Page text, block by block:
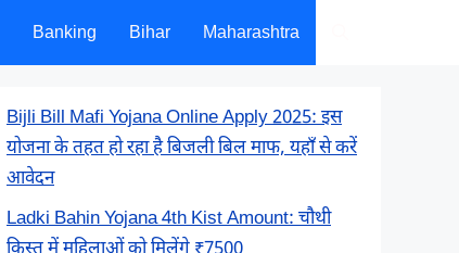
Banking Bihar Maharashtra
Bijli Bill Mafi Yojana Online Apply 2025: इस
योजना के तहत हो रहा है बिजली बिल माफ, यहाँ से करें
आवेदन
Ladki Bahin Yojana 4th Kist Amount: चौथी